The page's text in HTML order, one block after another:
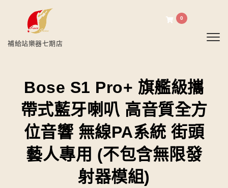
補給站樂器七期店
0
Bose S1 Pro+ 旗艦級攜
帶式藍牙喇叭 高音質全方
位音響 無線PA系統 街頭
藝人專用 (不包含無限發
射器模組)